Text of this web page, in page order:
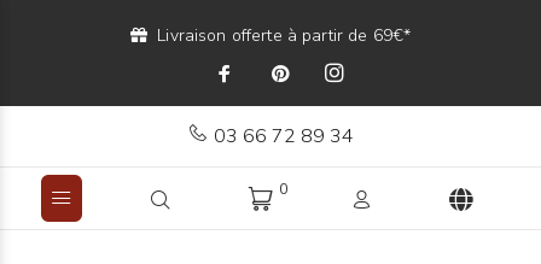
Livraison offerte à partir de 69€*
03 66 72 89 34
0